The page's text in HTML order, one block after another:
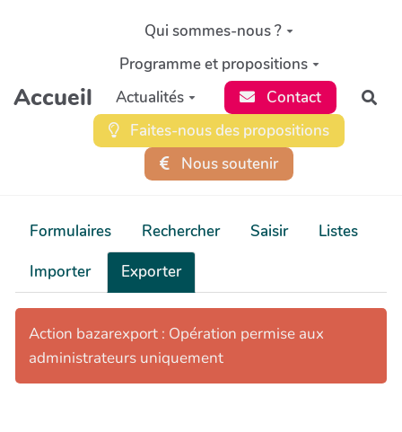
Aller au contenu principal
Accueil
Qui sommes-nous ?
Programme et propositions
Actualités
Contact
Faites-nous des propositions
Nous soutenir
Formulaires Rechercher Saisir
Listes
Importer
Exporter
Action bazarexport : Opération permise aux
administrateurs uniquement